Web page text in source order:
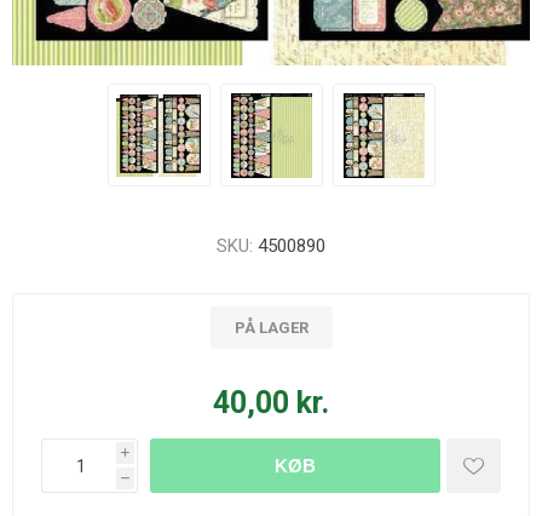
SKU: 4500890
PÅ LAGER
40,00 kr.
i
h
KØB